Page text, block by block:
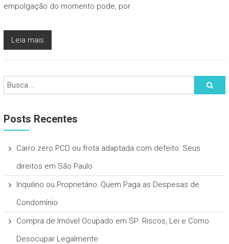
empolgação do momento pode, por
Leia mais
Posts Recentes
Carro zero PCD ou frota adaptada com defeito: Seus
direitos em São Paulo
Inquilino ou Proprietário: Quem Paga as Despesas de
Condomínio
Compra de Imóvel Ocupado em SP: Riscos, Lei e Como
Desocupar Legalmente